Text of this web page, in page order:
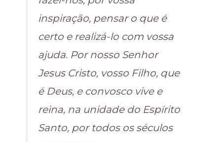
inspiração, pensar o que é
certo e realizá-lo com vossa
ajuda. Por nosso Senhor
Jesus Cristo, vosso Filho, que
é Deus, e convosco vive e
reina, na unidade do Espírito
Santo, por todos os séculos